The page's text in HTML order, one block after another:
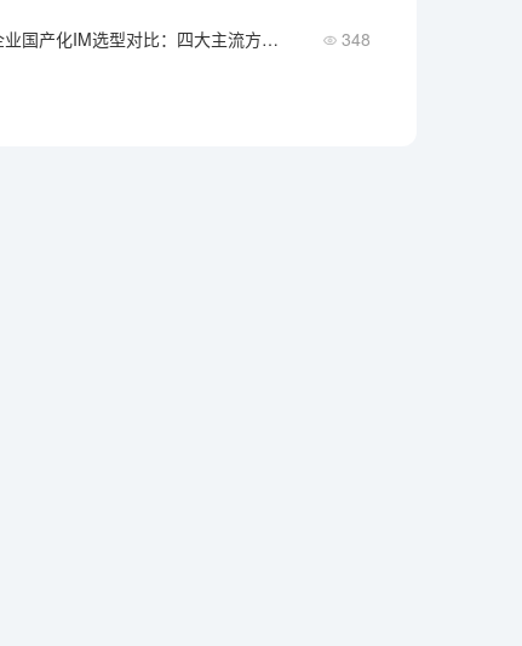
2026年私有化企业国产化IM选型对比：四大主流方案能力与成本深度解析 348